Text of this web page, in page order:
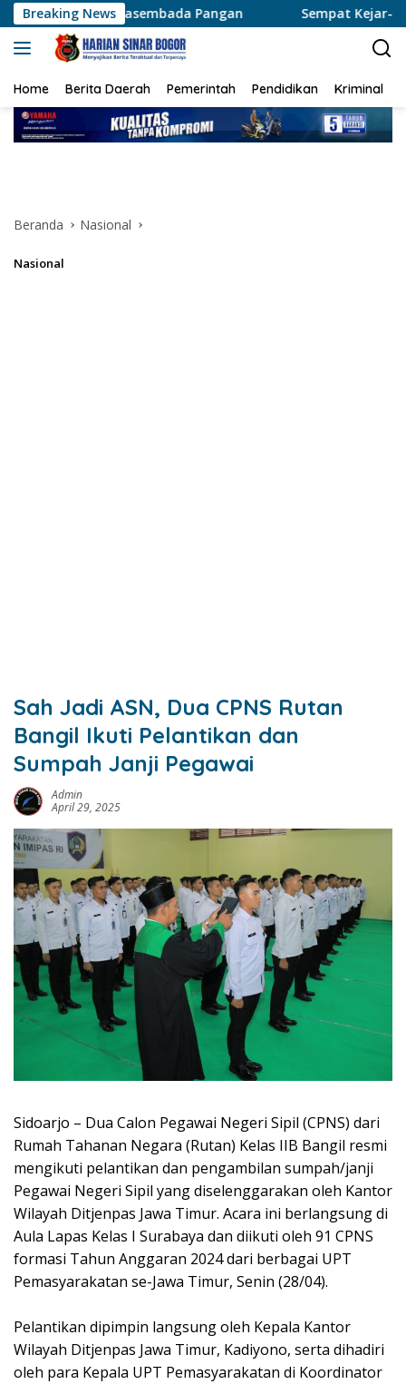
Langsung
ke
konten
Breaking NewsPangan Sempat Kejar-kejaran Sama
Home Berita Daerah Pemerintah Pendidikan Kriminal
Beranda Nasional
Nasional
Sah Jadi ASN, Dua CPNS Rutan
Bangil Ikuti Pelantikan dan
Sumpah Janji Pegawai
Admin
April 29, 2025
Sidoarjo – Dua Calon Pegawai Negeri Sipil (CPNS) dari
Rumah Tahanan Negara (Rutan) Kelas IIB Bangil resmi
mengikuti pelantikan dan pengambilan sumpah/janji
Pegawai Negeri Sipil yang diselenggarakan oleh Kantor
Wilayah Ditjenpas Jawa Timur. Acara ini berlangsung di
Aula Lapas Kelas I Surabaya dan diikuti oleh 91 CPNS
formasi Tahun Anggaran 2024 dari berbagai UPT
Pemasyarakatan se-Jawa Timur, Senin (28/04).
Pelantikan dipimpin langsung oleh Kepala Kantor
Wilayah Ditjenpas Jawa Timur, Kadiyono, serta dihadiri
oleh para Kepala UPT Pemasyarakatan di Koordinator